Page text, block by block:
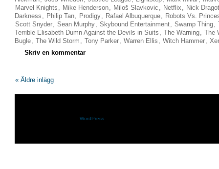
Marvel Knights , Mike Henderson, Miloš Slavkovic , Netflix , Nick
Darkness , Philip Tan, Prodigy, Rafael Albuquerque, Robots Vs.
Scott Snyder, Sean Murphy, Skybound Entertainment, Swamp Thing,
Terrible Elisabeth Dumn Against the Devils in Suits , The Warning, The
Bugle, The Wild Storm , Tony Parker, Warren Ellis , Witch Hammer,
Skriv en kommentar
« Äldre inlägg
WordPress